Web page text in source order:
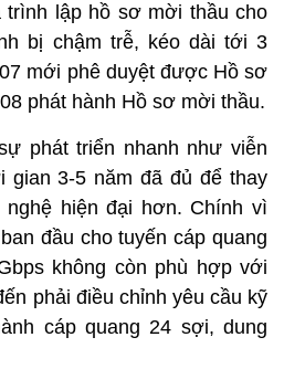
trình lập hồ sơ mời thầu cho
bị chậm trễ, kéo dài tới 3
mới phê duyệt được Hồ sơ
phát hành Hồ sơ mời thầu.
phát triển nhanh như viễn
gian 3-5 năm đã đủ để thay
hiện đại hơn. Chính vì
đầu cho tuyến cáp quang
không còn phù hợp với
phải điều chỉnh yêu cầu kỹ
cáp quang 24 sợi, dung